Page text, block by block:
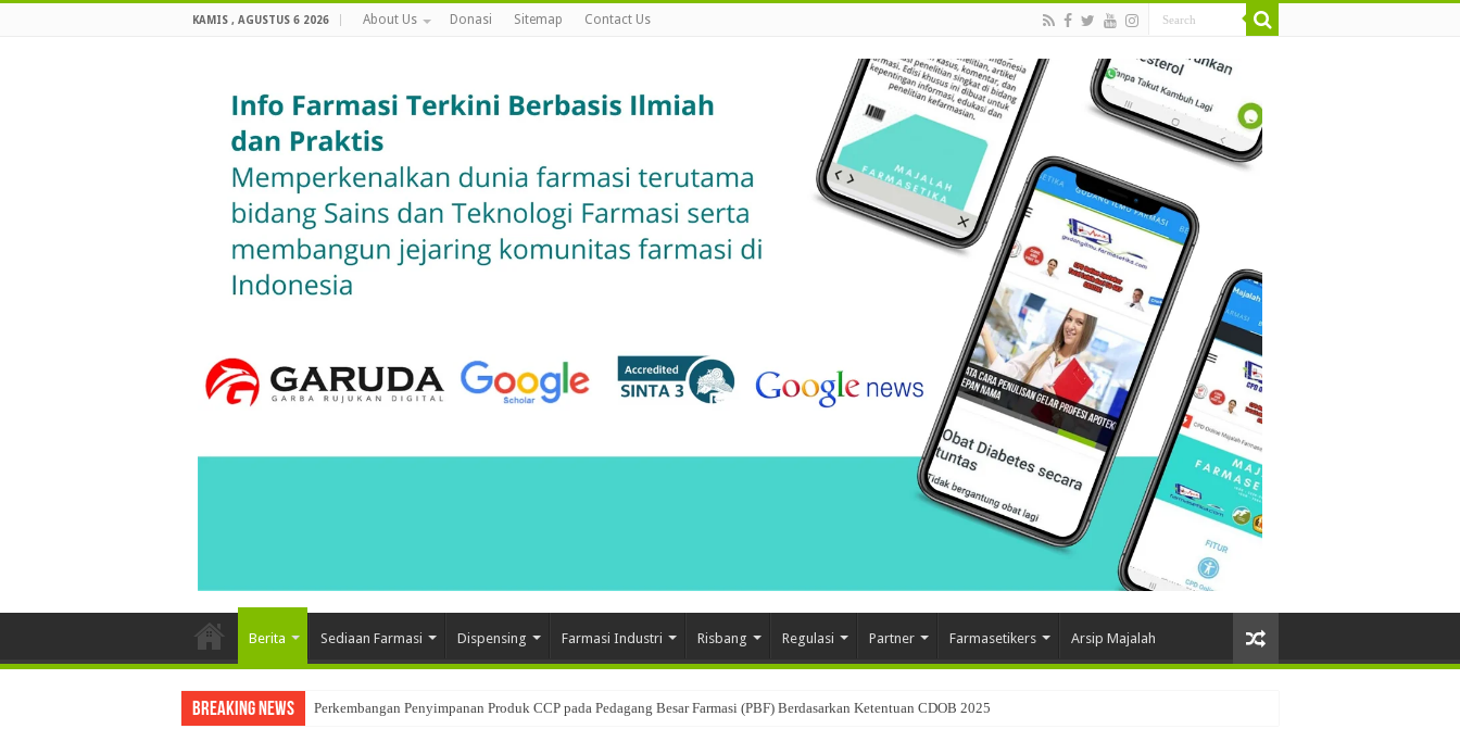
KAMIS , AGUSTUS 6 2026 About Us Donasi Sitemap Contact Us
Berita Sediaan Farmasi Dispensing Farmasi Industri Risbang Regulasi Partner Farmasetikers Arsip Majalah
Breaking News Perkembangan Penyimpanan Produk CCP pada Pedagang Besar Farmasi (PBF) Berdasarkan Ketentuan CDOB 2025